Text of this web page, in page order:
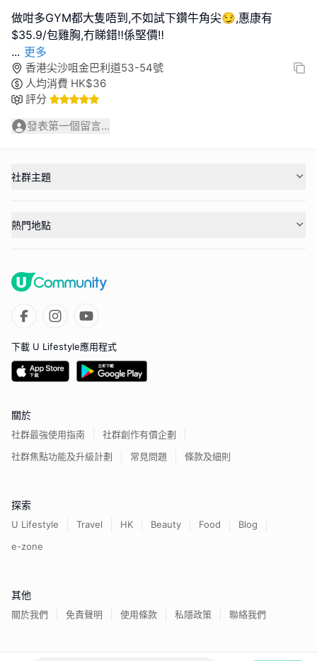
做咁多GYM都大隻唔到,不如試下鑽牛角尖😏,惠康有
... 更多
香港尖沙咀金巴利道53-54號
人均消費 HK$36
評分
發表第一個留言...
社群主題
熱門地點
下載 U Lifestyle應用程式
關於
社群最強使用指南
社群創作有價企劃
社群焦點功能及升級計劃
常見問題 條款及細則
探索
U Lifestyle Travel HK Beauty Food
Blog
e-zone
其他
關於我們 免責聲明 使用條款 私隱政策 聯絡我們